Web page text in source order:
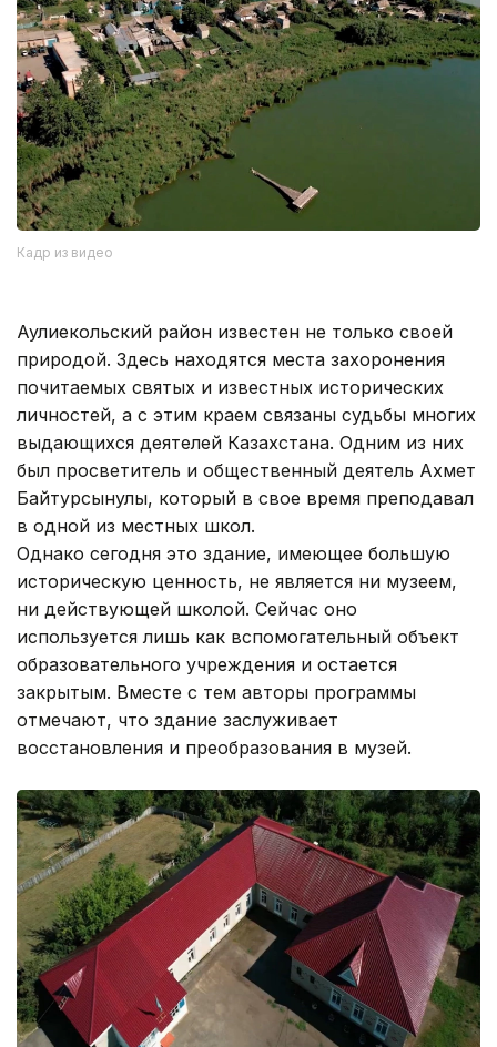
Кадр из видео
Аулиекольский район известен не только своей
природой. Здесь находятся места захоронения
почитаемых святых и известных исторических
личностей, а с этим краем связаны судьбы многих
выдающихся деятелей Казахстана. Одним из них
был просветитель и общественный деятель Ахмет
Байтурсынулы, который в свое время преподавал
в одной из местных школ.
Однако сегодня это здание, имеющее большую
историческую ценность, не является ни музеем,
ни действующей школой. Сейчас оно
используется лишь как вспомогательный объект
образовательного учреждения и остается
закрытым. Вместе с тем авторы программы
отмечают, что здание заслуживает
восстановления и преобразования в музей.